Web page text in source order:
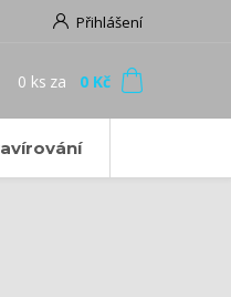
Přihlášení
0 ks za 0 Kč